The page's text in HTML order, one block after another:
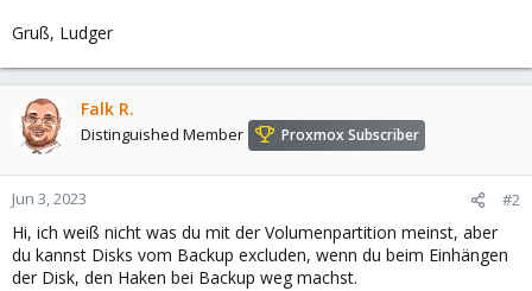
Gruß, Ludger
Falk R.
Distinguished Member Proxmox Subscriber
Jun 3, 2023 #2
Hi, ich weiß nicht was du mit der Volumenpartition meinst, aber
du kannst Disks vom Backup excluden, wenn du beim Einhängen
der Disk, den Haken bei Backup weg machst.